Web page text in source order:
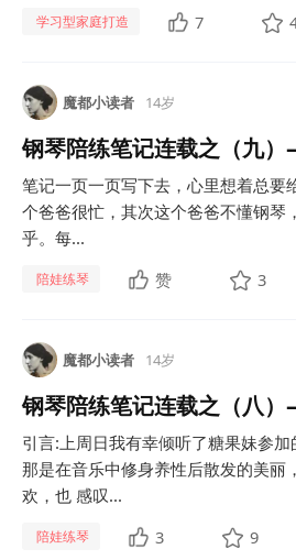
学习型家庭打造 7
魔都小读者 14岁
钢琴陪练笔记连载之（九
笔记一页一页写下去，心里想着总
个爸爸很忙，其次这个爸爸不懂钢
乎。每...
陪娃练琴 赞 3
魔都小读者 14岁
钢琴陪练笔记连载之（八
引言:上周日我有幸倾听了糖果妹参
那是在音乐中修身养性后散发的美丽
欢，也 感叹...
陪娃练琴 3 9